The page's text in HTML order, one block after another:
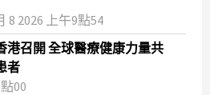
8 2026 上午9點54
港召開 全球醫療健康力量共
者
00